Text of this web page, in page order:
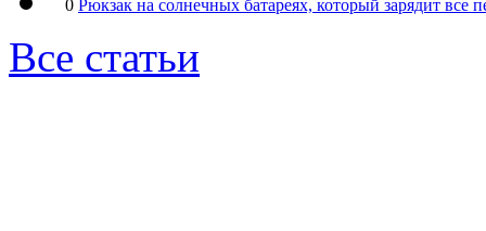
0 Рюкзак на солнечных батареях, который зарядит все
Все статьи